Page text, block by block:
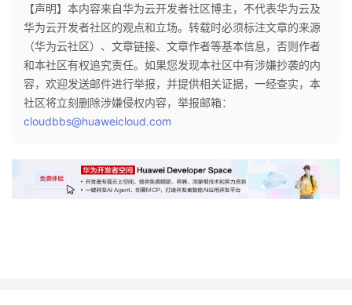
【声明】本内容来自华为云开发者社区博主，不代表华为云及
华为云开发者社区的观点和立场。转载时必须标注文章的来源
（华为云社区）、文章链接、文章作者等基本信息，否则作者
和本社区有权追究责任。如果您发现本社区中有涉嫌抄袭的内
容，欢迎发送邮件进行举报，并提供相关证据，一经查实，本
社区将立刻删除涉嫌侵权内容，举报邮箱：
cloudbbs@huaweicloud.com